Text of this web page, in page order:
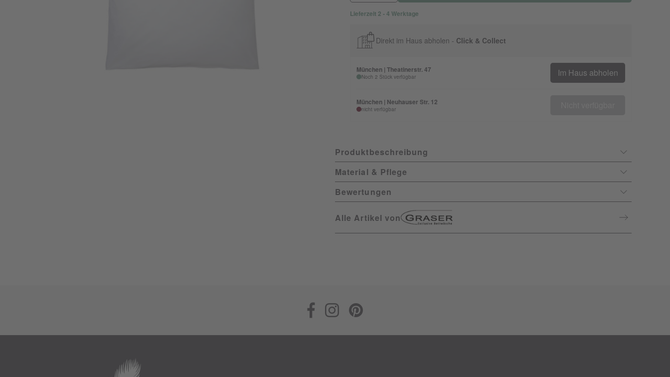
Lieferzeit 2 - 4 Werktage
Direkt im Haus abholen - Click & Collect
München | Theatinerstr. 47
Noch 2 Stück verfügbar Im Haus abholen
München | Neuhauser Str. 12
nicht verfügbar
Produktbeschreibung
Material & Pflege
Bewertungen
Alle Artikel von